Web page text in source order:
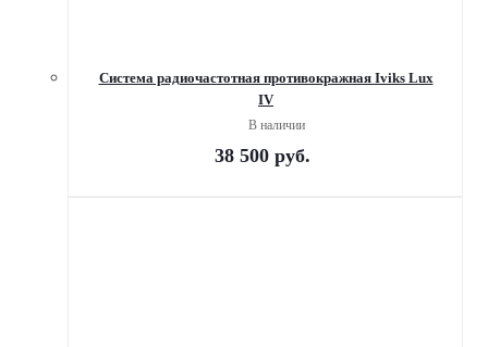
Система радиочастотная противокражная Iviks Lux
IV
В наличии
38 500руб.